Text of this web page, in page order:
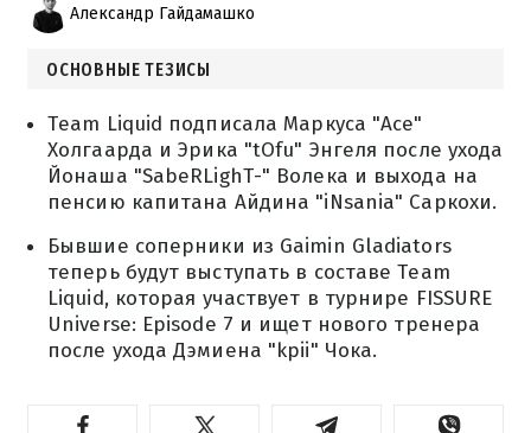
Александр Гайдамашко
ОСНОВНЫЕ ТЕЗИСЫ
Team Liquid подписала Маркуса "Ace"
Холгаарда и Эрика "tOfu" Энгеля после ухода
Йонаша "SabeRLighT-" Волека и выхода на
пенсию капитана Айдина "iNsania" Саркохи.
Бывшие соперники из Gaimin Gladiators
теперь будут выступать в составе Team
Liquid, которая участвует в турнире FISSURE
Universe: Episode 7 и ищет нового тренера
после ухода Дэмиена "kpii" Чока.